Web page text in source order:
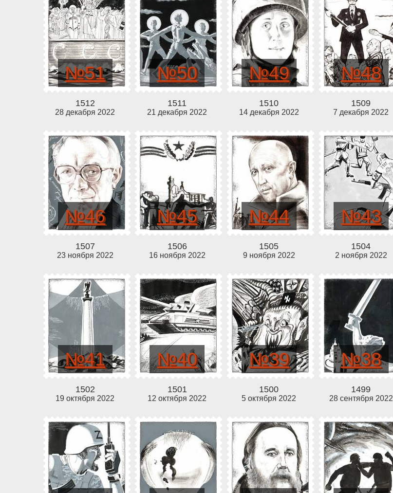
№51
1512
28 декабря 2022
№50
1511
21 декабря 2022
№49
1510
14 декабря 2022
№48
1509
7 декабря 2022
№46
1507
23 ноября 2022
№45
1506
16 ноября 2022
№44
1505
9 ноября 2022
№43
1504
2 ноября 2022
№41
1502
19 октября 2022
№40
1501
12 октября 2022
№39
1500
5 октября 2022
№38
1499
28 сентября 2022